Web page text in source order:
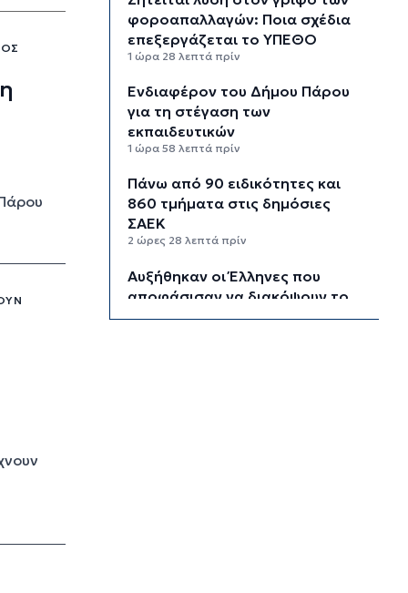
φοροαπαλλαγών: Ποια σχέδια
επεξεργάζεται το ΥΠΕΘΟ
1 ώρα 28 λεπτά πρίν
Ενδιαφέρον του Δήμου Πάρου
για τη στέγαση των
εκπαιδευτικών
1 ώρα 58 λεπτά πρίν
Πάνω από 90 ειδικότητες και
860 τμήματα στις δημόσιες
ΣΑΕΚ
2 ώρες 28 λεπτά πρίν
Αυξήθηκαν οι Έλληνες που
αποφάσισαν να διακόψουν το
κάπνισμα